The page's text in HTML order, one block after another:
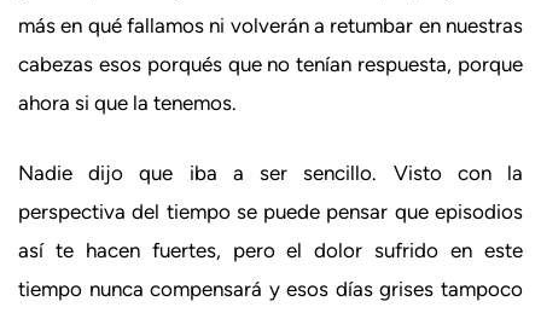
más en qué fallamos ni volverán a retumbar en nuestras
cabezas esos porqués que no tenían respuesta, porque
ahora si que la tenemos.
Nadie dijo que iba a ser sencillo. Visto con la
perspectiva del tiempo se puede pensar que episodios
así te hacen fuertes, pero el dolor sufrido en este
tiempo nunca compensará y esos días grises tampoco